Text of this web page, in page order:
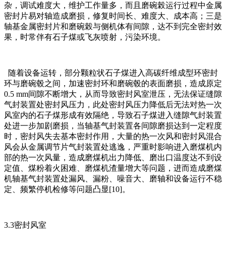
杂，调试难度大，维护工作量多，而且磨碗榖运行过程中金属
密封片易对轴造成磨损，修复时间长、难度大、成本高；三是
轴基金属密封片和磨碗榖与侧机体有间隙，达不到完全密封效
果，时常伴有石子煤或飞灰喷射，污染环境。
随着设备运转，部分颗粒状石子煤进入高碳纤维成型环密封
环与磨碗毂之间，加速密封环和磨碗毂的表面磨损，造成原定
0.5 mm间隙不断增大，从而导致密封风室泄压，无法保证缝隙
气封装置处密封风压力，此处密封风压力降低后无法对热一次
风室内的石子煤形成有效隔绝，导致石子煤进入缝隙气封装置
处进一步加剧磨损，当轴基气封装置各间隙磨损达到一定程度
时，密封风失去基本密封作用，大量的热一次风和密封风混合
风会从金属调节片气封装置处逃逸，严重时影响进入磨煤机内
部的热一次风量，造成磨煤机出力降低、磨出口温度达不到设
定值、煤粉着火困难、磨煤机渣量增大等问题，进而造成磨煤
机轴基气封装置处漏风、漏粉、噪音大、磨轴和设备运行不稳
定、频繁停机检修等问题凸显[10]。
3.3密封风室